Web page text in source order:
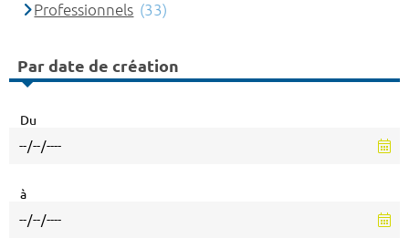
Professionnels (33)
Par date de création
Du
à